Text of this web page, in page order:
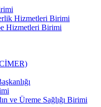
Hizmetleri Birimi
Hizmetleri Birimi
ve Üreme Sağlığı Birimi